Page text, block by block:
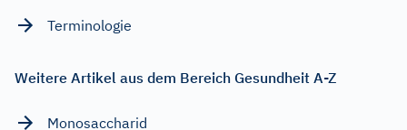
Terminologie
Weitere Artikel aus dem Bereich Gesundheit A-Z
Monosaccharid